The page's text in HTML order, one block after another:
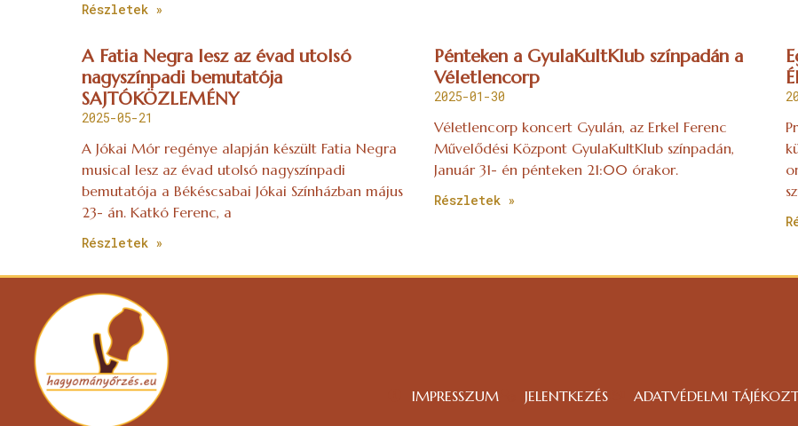
Részletek »
A Fatia Negra lesz az évad utolsó
nagyszínpadi bemutatója
SAJTÓKÖZLEMÉNY
2025-05-21
A Jókai Mór regénye alapján készült Fatia Negra
musical lesz az évad utolsó nagyszínpadi
bemutatója a Békéscsabai Jókai Színházban május
23- án. Katkó Ferenc, a
Részletek »
Pénteken a GyulaKultKlub színpadán a
Véletlencorp
2025-01-30
Véletlencorp koncert Gyulán, az Erkel Ferenc
Művelődési Központ GyulaKultKlub színpadán,
Január 31- én pénteken 21:00 órakor.
Részletek »
IMPRESSZUM JELENTKEZÉS ADATVÉDELMI